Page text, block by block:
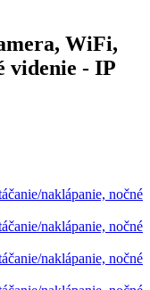
WiFi,
videnie - IP